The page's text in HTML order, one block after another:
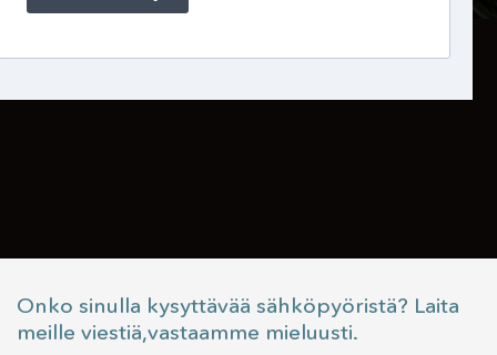
Onko sinulla kysyttävää sähköpyöristä? Laita
meille viestiä,vastaamme mieluusti.